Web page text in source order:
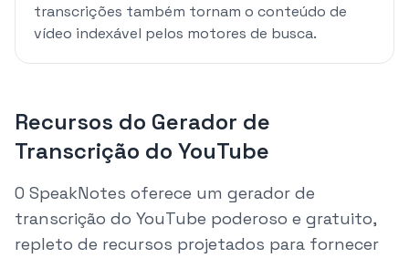
transcrições também tornam o conteúdo de
vídeo indexável pelos motores de busca.
Recursos do Gerador de
Transcrição do YouTube
O SpeakNotes oferece um gerador de
transcrição do YouTube poderoso e gratuito,
repleto de recursos projetados para fornecer